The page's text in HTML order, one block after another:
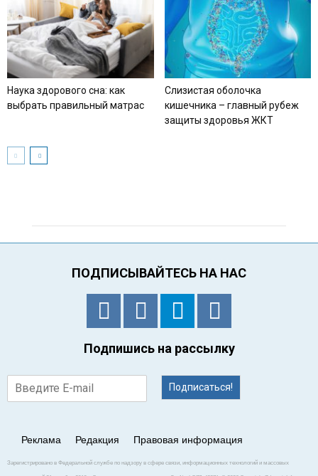
Наука здорового сна: как
выбрать правильный матрас
Слизистая оболочка
кишечника – главный рубеж
защиты здоровья ЖКТ
ПОДПИСЫВАЙТЕСЬ НА НАС
Подпишись на рассылку
Подписаться!
Реклама Редакция Правовая информация
Зарегистрировано в Федеральной службе по надзору в сфере связи, информационных технологий и массовых